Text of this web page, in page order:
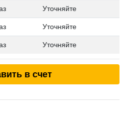
Уточняйте
Уточняйте
Уточняйте
в счет